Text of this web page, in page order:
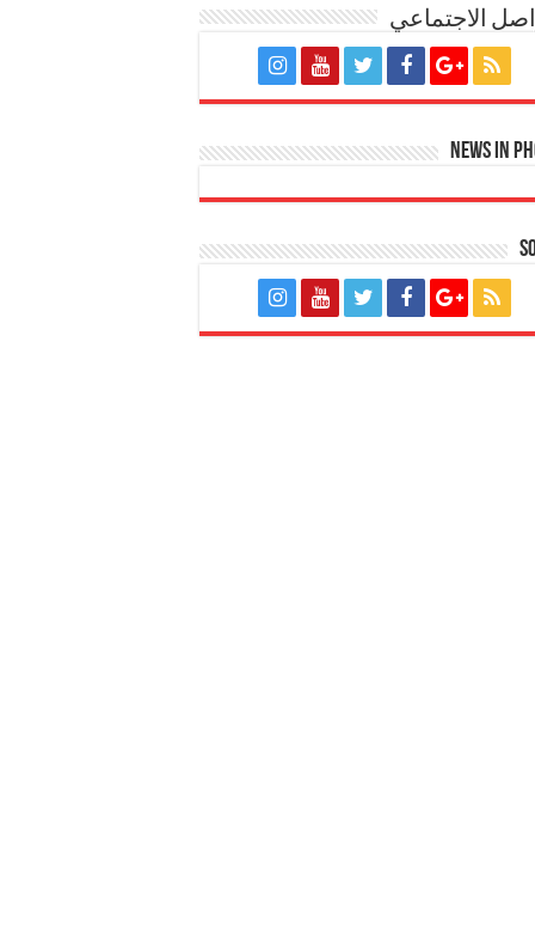
الاجتماعي
News in